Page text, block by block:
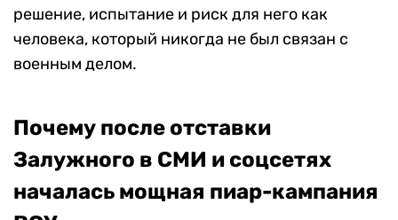
решение, испытание и риск для него как
человека, который никогда не был связан с
военным делом.
Почему после отставки
Залужного в СМИ и соцсетях
началась мощная пиар-кампания